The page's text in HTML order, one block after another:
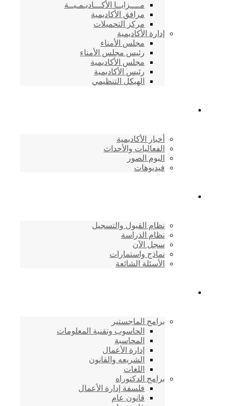
مــــزايــا الأكـــاديـمـيــة
مرافق الأكاديمية
مركز التحميلات
إدارة الأكاديمية
مجلس الأمناء
رئيس مجلس الأمناء
مجلس الأكاديمية
رئيس الأكاديمية
الهيكل التنظيمي
أخبار الأكاديمية
الفعاليات والأحداث
البوم الصور
فيديوهات
نظام القبول والتسجيل
نظام الدراسة
سجل الآن
نماذج واستمارات
الأسئلة الشائعة
برامج الماجستير
الحاسوب وتقنية المعلومات
المحاسبة
إدارة الأعمال
الشريعه والقانون
اللغات
برامج الدكتوراه
فلسفة إدارة الأعمال
قانون عام